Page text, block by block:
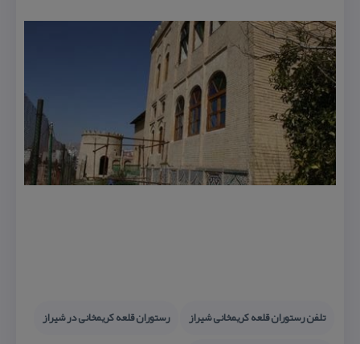
تلفن رستوران قلعه كریمخانی شیراز
رستوران قلعه كریمخانی در شیراز